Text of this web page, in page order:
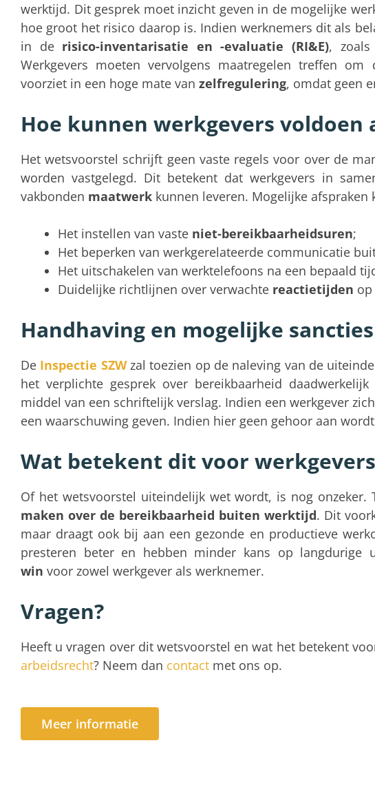
werktijd. Dit gesprek moet inzicht geven in de mogelijke
hoe groot het risico daarop is. Indien werknemers dit als
in de risico-inventarisatie en -evaluatie (RI&E),
Werkgevers moeten vervolgens maatregelen treffen
voorziet in een hoge mate van zelfregulering, omdat geen
Hoe kunnen werkgevers voldoen
Het wetsvoorstel schrijft geen vaste regels voor over de
worden vastgelegd. Dit betekent dat werkgevers in
vakbonden maatwerk kunnen leveren. Mogelijke
Het instellen van vaste niet-bereikbaarheidsuren;
Het beperken van werkgerelateerde communicatie
Het uitschakelen van werktelefoons na een bepaald
Duidelijke richtlijnen over verwachte reactietijden
Handhaving en mogelijke sancties
De Inspectie SZW zal toezien op de naleving van de
het verplichte gesprek over bereikbaarheid
middel van een schriftelijk verslag. Indien een werkgever
een waarschuwing geven. Indien hier geen gehoor aan
Wat betekent dit voor
Of het wetsvoorstel uiteindelijk wet wordt, is nog onzeker.
maken over de bereikbaarheid buiten werktijd. Dit
maar draagt ook bij aan een gezonde en productieve
presteren beter en hebben minder kans op langdurige
win voor zowel werkgever als werknemer.
Vragen?
Heeft u vragen over dit wetsvoorstel en wat het betekent
arbeidsrecht? Neem dan contact met ons op.
Meer informatie